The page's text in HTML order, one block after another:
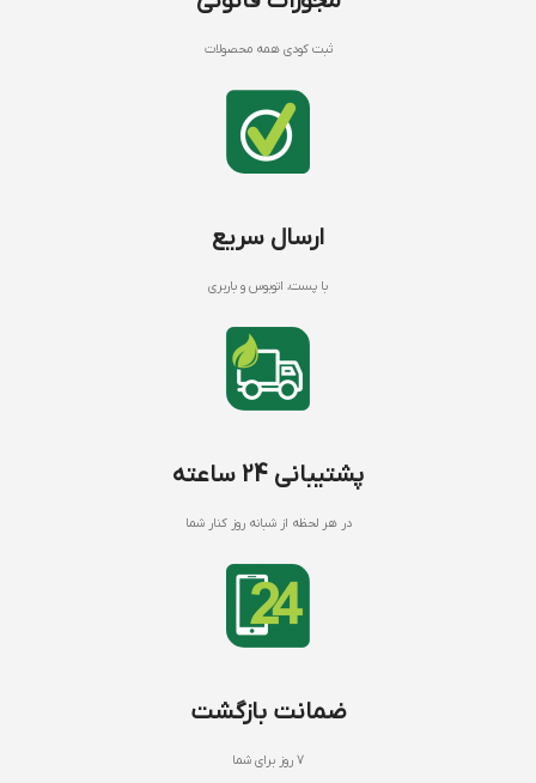
ثبت کودی همه محصولات
ارسال سریع
با پست، اتوبوس و باربری
پشتیبانی 24 ساعته
در هر لحظه از شبانه روز کنار شما
ضمانت بازگشت
7 روز برای شما